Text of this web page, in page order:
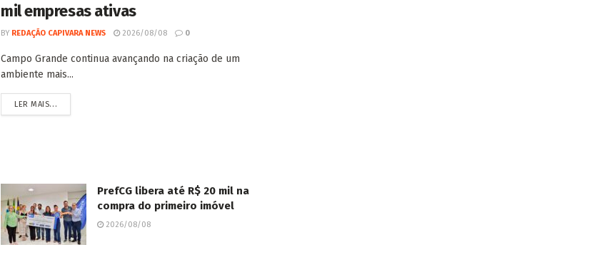
mil empresas ativas
BY REDAÇÃO CAPIVARA NEWS 2026/08/08 0
Campo Grande continua avançando na criação de um
ambiente mais...
LER MAIS...
PrefCG libera até R$ 20 mil na
compra do primeiro imóvel
2026/08/08